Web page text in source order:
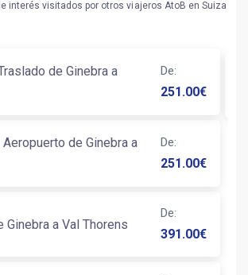
interés visitados por otros viajeros AtoB en Suiza
de Ginebra a
De:
251.00€
de Ginebra a
De:
251.00€
Ginebra a Val Thorens
De:
391.00€